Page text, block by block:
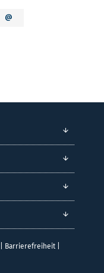
Barrierefreiheit|